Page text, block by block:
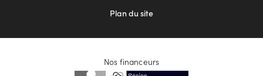
Plan du site
Nos financeurs